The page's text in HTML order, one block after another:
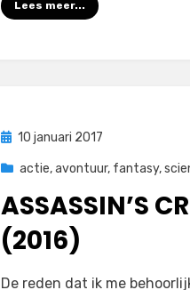
Lees meer...
Geplaatst
10 januari 2017
actie,avontuur, fantasy,
ASSASSIN’S
(2016)
doorFilmofiel.nl
Laat een reactie achterop
De reden dat ik me